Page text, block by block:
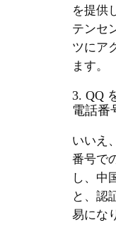
を提供
テンセ
ツにア
ます。
3. QQ
電話番
いいえ
番号で
し、中
と、認
易にな